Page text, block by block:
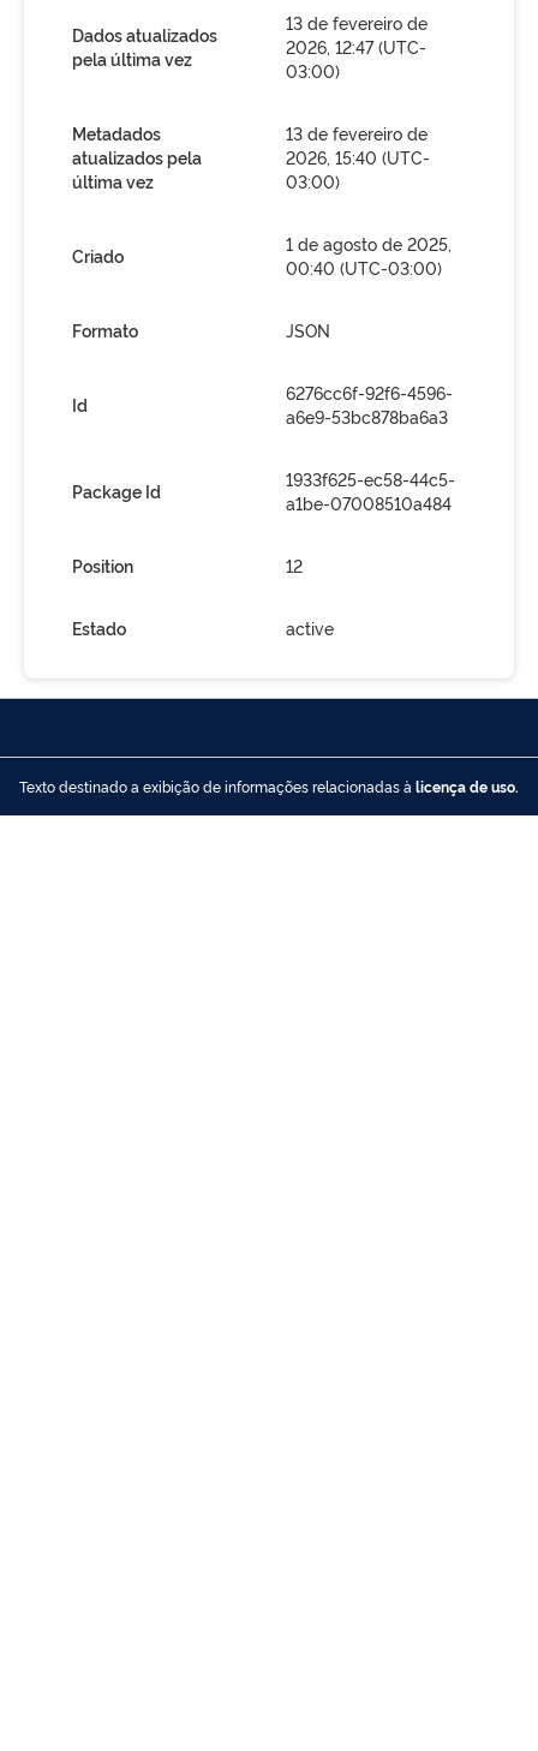
Dados atualizados
pela última vez
13 de fevereiro de
2026, 12:47 (UTC-
03:00)
Metadados
atualizados pela
última vez
13 de fevereiro de
2026, 15:40 (UTC-
03:00)
Criado
1 de agosto de 2025,
00:40 (UTC-03:00)
Formato JSON
Id
6276cc6f-92f6-4596-
a6e9-53bc878ba6a3
Package Id
1933f625-ec58-44c5-
a1be-07008510a484
Position 12
Estado active
Texto destinado a exibição de informações relacionadas à licença de uso.